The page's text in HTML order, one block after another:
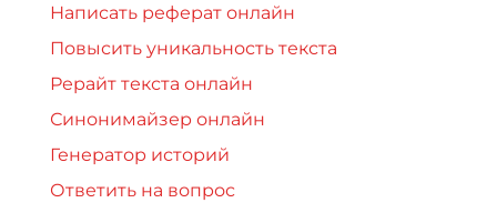
Написать реферат онлайн
Повысить уникальность текста
Рерайт текста онлайн
Синонимайзер онлайн
Генератор историй
Ответить на вопрос